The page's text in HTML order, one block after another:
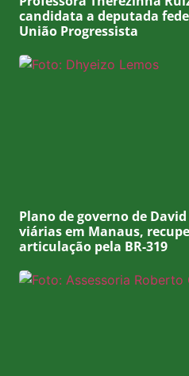
candidata a deputada
União Progressista
Plano de governo de
viárias em Manaus,
articulação pela BR-319